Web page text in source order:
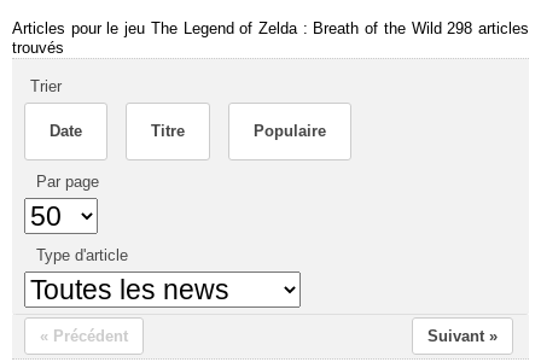
Articles pour le jeu The Legend of Zelda : Breath of the Wild298 articles
trouvés
Trier
Date Titre Populaire
Par page
Type d'article
« Précédent Suivant »